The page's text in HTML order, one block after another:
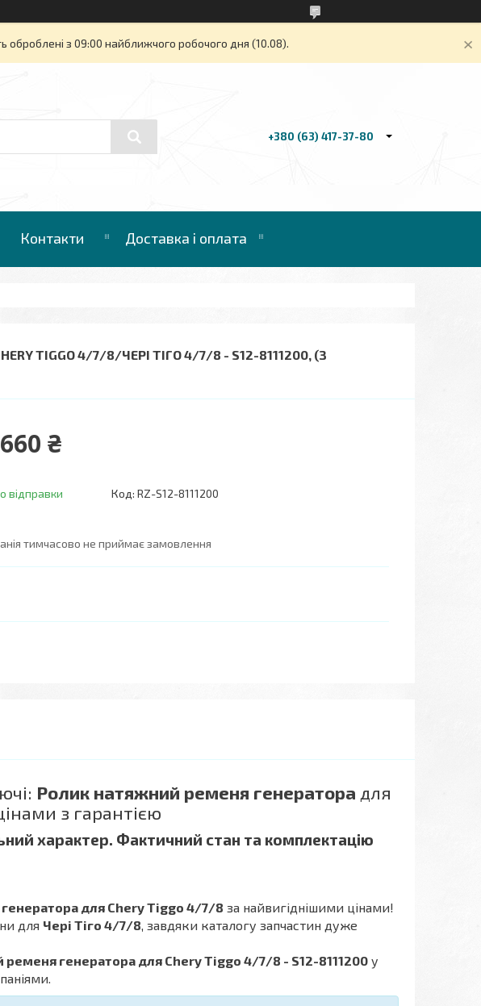
оброблені з 09:00 найближчого робочого дня (10.08).
+380 (63) 417-37-80
Контакти Доставка і оплата
TIGGO 4/7/8/ЧЕРІ ТІГО 4/7/8 - S12-8111200, (З
660 ₴
відправки Код: RZ-S12-8111200
тимчасово не приймає замовлення
Ролик натяжний ременя генератора для
з гарантією
характер. Фактичний стан та комплектацію
для Chery Tiggo 4/7/8 за найвигіднішими цінами!
для Чері Тіго 4/7/8, завдяки каталогу запчастин дуже
ременя генератора для Chery Tiggo 4/7/8 - S12-8111200 у